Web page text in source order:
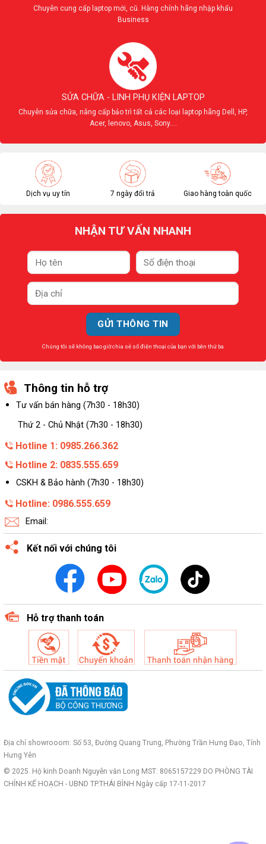
Chuyên cung cấp laptop mới, cũ. Hàng chính hãng nhập khẩu
Business
SỬA CHỮA - LINH PHỤ KIỆN LAPTOP
Chuyên sửa chữa, nâng cấp bảo trì tất cả các loại laptop hãng Dell, HP,
Acer, lenovo, Asus, Sony....
Dịch vụ uy tín 7 ngày đổi trả Giao hàng toàn quốc
NHẬN TƯ VẤN NHANH
Chúng tôi sẽ không bao giờ chia sẻ số điện thoại của bạn với bên thứ ba
Thông tin hỗ trợ
Tư vấn bán hàng (7h30 - 18h30)
Thứ 2 - Chủ Nhật (7h30 - 18h30)
Hotline 1: 0985.266.362
Hotline 2: 0835.555.659
CSKH & Bảo hành (7h30 - 18h30)
Hotline: 0986.555.659
Email:
Kết nối với chúng tôi
Hỗ trợ thanh toán
Địa chỉ showrooom: Số 53, Đường Quang Trung, Phường Trần Hưng Đạo, Tỉnh
Hưng Yên
© 2025. Hộ kinh Doanh Nguyễn văn Long MST: 8065157229 DO PHÒNG TÀI
CHÍNH KẾ HOẠCH - UBND TP.THÁI BÌNH Ngày cấp 17-11-2017